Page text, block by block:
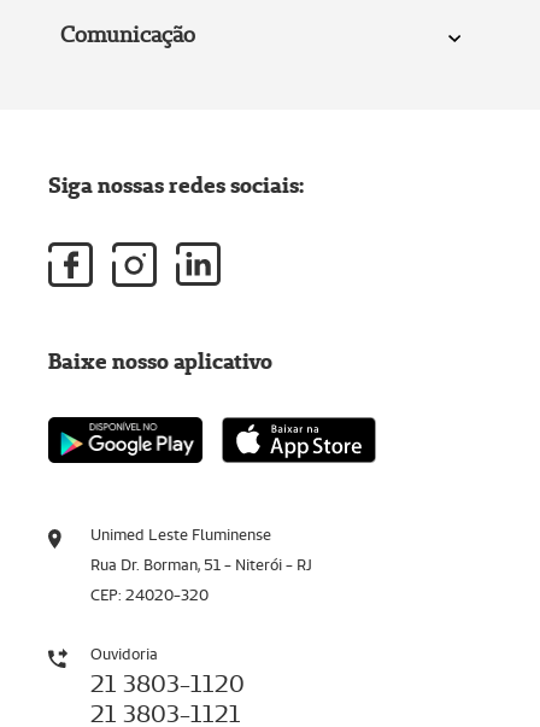
Comunicação
Unimed Leste Fluminense
Rua Dr. Borman, 51 - Niterói - RJ
CEP: 24020-320
Ouvidoria
21 3803-1120
21 3803-1121
Siga nossas redes sociais:
Baixe nosso aplicativo